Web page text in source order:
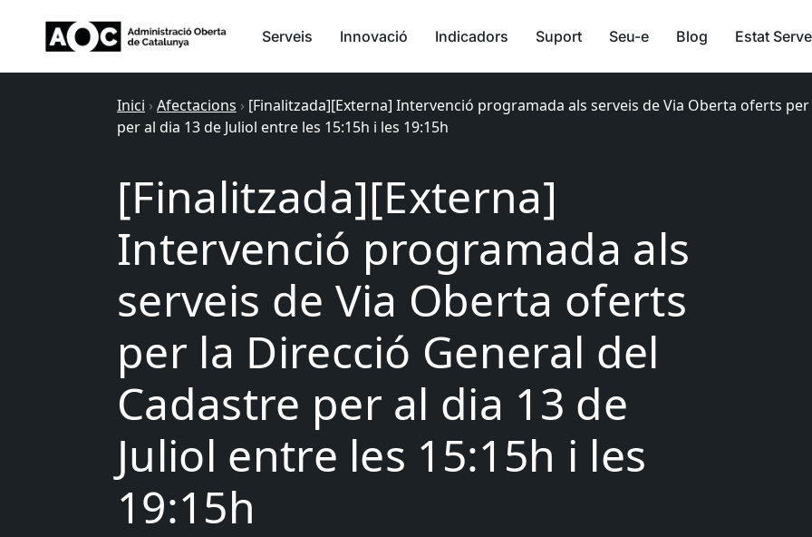
Serveis Innovació Indicadors Suport Seu-e Blog Estat
Inici › Afectacions › [Finalitzada][Externa] Intervenció programada als serveis de Via Oberta oferts
per al dia 13 de Juliol entre les 15:15h i les 19:15h
[Finalitzada][Externa]
Intervenció programada als
serveis de Via Oberta oferts
per la Direcció General del
Cadastre per al dia 13 de
Juliol entre les 15:15h i les
19:15h